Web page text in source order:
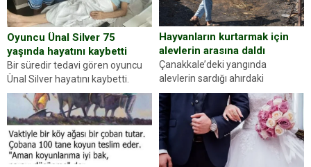
evraklarda eksik olduğunu...
Oyuncu Ünal Silver 75
yaşında hayatını kaybetti
Bir süredir tedavi gören oyuncu
Ünal Silver hayatını kaybetti.
Haberi, oyuncunun menajerlik
ajansı duyurdu. Renda Güner,
sosyal medya hesabında “Usta
Oyuncumuz ve çok değerli
dostumuz...
Hayvanların kurtarmak için
alevlerin arasına daldı
Çanakkale’deki yangında
alevlerin sardığı ahırdaki
hayvanlarını kurtarmak isteyen
Zeki Demir (66) ölümden döndü.
Yüzünde ve ellerinde yanıklar
oluşan Demir, kâbus dolu anları
anlattı… Merkeze bağlı...